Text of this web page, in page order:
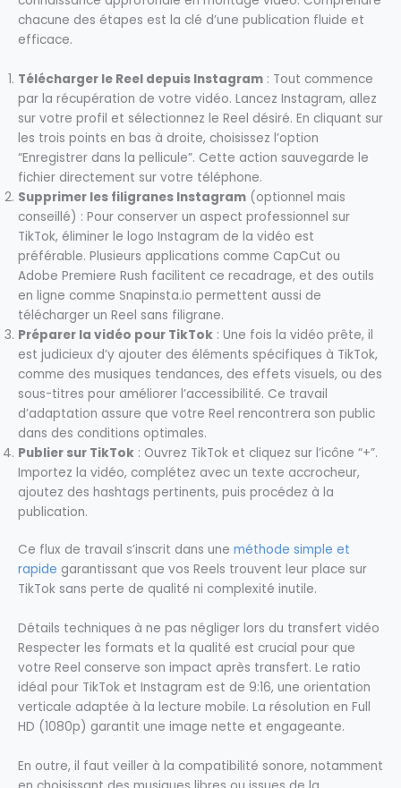
chacune des étapes est la clé d’une publication fluide et
efficace.
Télécharger le Reel depuis Instagram : Tout commence
par la récupération de votre vidéo. Lancez Instagram, allez
sur votre profil et sélectionnez le Reel désiré. En cliquant sur
les trois points en bas à droite, choisissez l’option
“Enregistrer dans la pellicule”. Cette action sauvegarde le
fichier directement sur votre téléphone.
Supprimer les filigranes Instagram (optionnel mais
conseillé) : Pour conserver un aspect professionnel sur
TikTok, éliminer le logo Instagram de la vidéo est
préférable. Plusieurs applications comme CapCut ou
Adobe Premiere Rush facilitent ce recadrage, et des outils
en ligne comme Snapinsta.io permettent aussi de
télécharger un Reel sans filigrane.
Préparer la vidéo pour TikTok : Une fois la vidéo prête, il
est judicieux d’y ajouter des éléments spécifiques à TikTok,
comme des musiques tendances, des effets visuels, ou des
sous-titres pour améliorer l’accessibilité. Ce travail
d’adaptation assure que votre Reel rencontrera son public
dans des conditions optimales.
Publier sur TikTok : Ouvrez TikTok et cliquez sur l’icône “+”.
Importez la vidéo, complétez avec un texte accrocheur,
ajoutez des hashtags pertinents, puis procédez à la
publication.
Ce flux de travail s’inscrit dans une méthode simple et
rapide garantissant que vos Reels trouvent leur place sur
TikTok sans perte de qualité ni complexité inutile.
Détails techniques à ne pas négliger lors du transfert vidéo
Respecter les formats et la qualité est crucial pour que
votre Reel conserve son impact après transfert. Le ratio
idéal pour TikTok et Instagram est de 9:16, une orientation
verticale adaptée à la lecture mobile. La résolution en Full
HD (1080p) garantit une image nette et engageante.
En outre, il faut veiller à la compatibilité sonore, notamment